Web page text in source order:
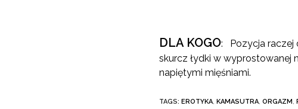
DLA KOGO: Pozycja raczej
skurcz łydki w wyprostowanej
napiętymi mięśniami.
TAGS: EROTYKA, KAMASUTRA, ORGAZM,